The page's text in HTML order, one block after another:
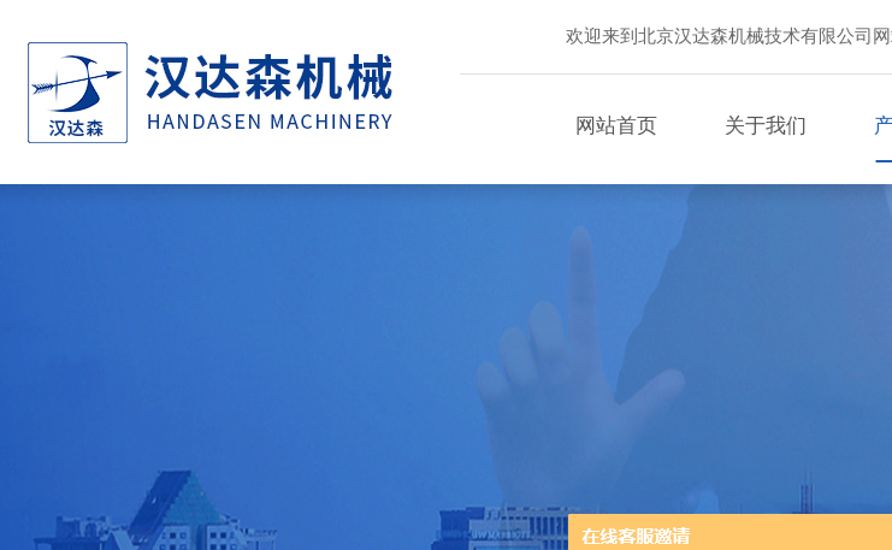
欢迎来到北京汉达森机械技术有限公司网
网站首页 关于我们